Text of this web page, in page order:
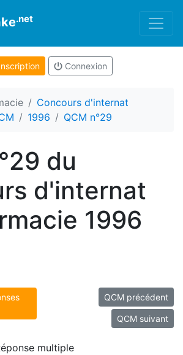
.net
Connexion
Concours d'internat
1996 QCM n°29
du
d'internat
1996
QCM précédent
QCM suivant
multiple